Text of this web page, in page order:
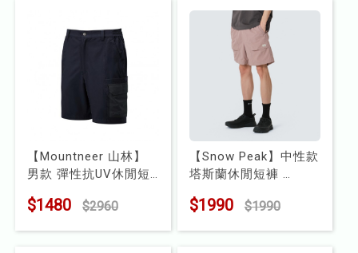
水上配件
挖寶區
⭐長毛象-過季出清75折⭐
【Mountneer 山林】
男款 彈性抗UV休閒短
型號 : 41S57
$1480 $2960
【Snow Peak】中性款
塔斯蘭休閒短褲
$1990 $1990